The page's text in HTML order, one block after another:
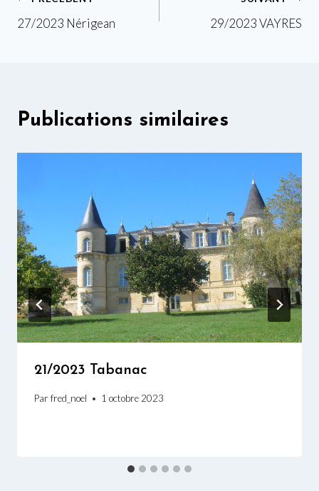
de
27/2023 Nérigean 29/2023 VAYRES
Publications similaires
21/2023 Tabanac
Par fred_noel 1 octobre 2023